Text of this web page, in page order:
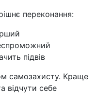
переконання:
підвів
самозахисту. Краще
відчути себе